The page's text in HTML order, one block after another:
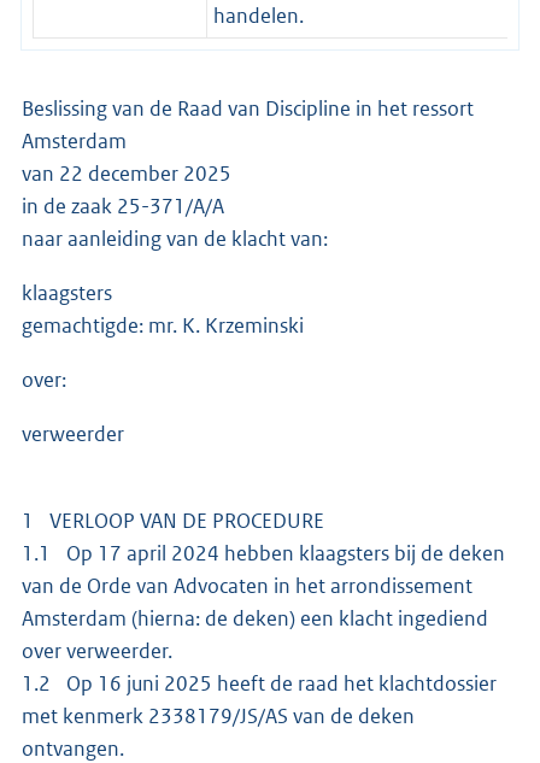
handelen.
Beslissing van de Raad van Discipline in het ressort
Amsterdam
van 22 december 2025
in de zaak 25-371/A/A
naar aanleiding van de klacht van:
klaagsters
gemachtigde: mr. K. Krzeminski
over:
verweerder
1 VERLOOP VAN DE PROCEDURE
1.1 Op 17 april 2024 hebben klaagsters bij de deken
van de Orde van Advocaten in het arrondissement
Amsterdam (hierna: de deken) een klacht ingediend
over verweerder.
1.2 Op 16 juni 2025 heeft de raad het klachtdossier
met kenmerk 2338179/JS/AS van de deken
ontvangen.